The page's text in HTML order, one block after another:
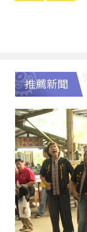
推薦新聞